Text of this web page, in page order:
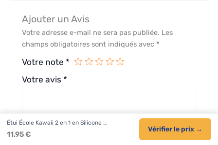
Ajouter un Avis
Votre adresse e-mail ne sera pas publiée. Les
champs obligatoires sont indiqués avec *
Votre note *
Votre avis *
Étui École Kawaii 2 en 1 en Silicone …
11.95 €
Vérifier le prix →